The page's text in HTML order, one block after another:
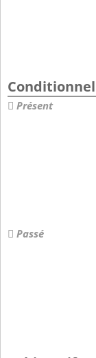
Conditionnel
Présent
Passé